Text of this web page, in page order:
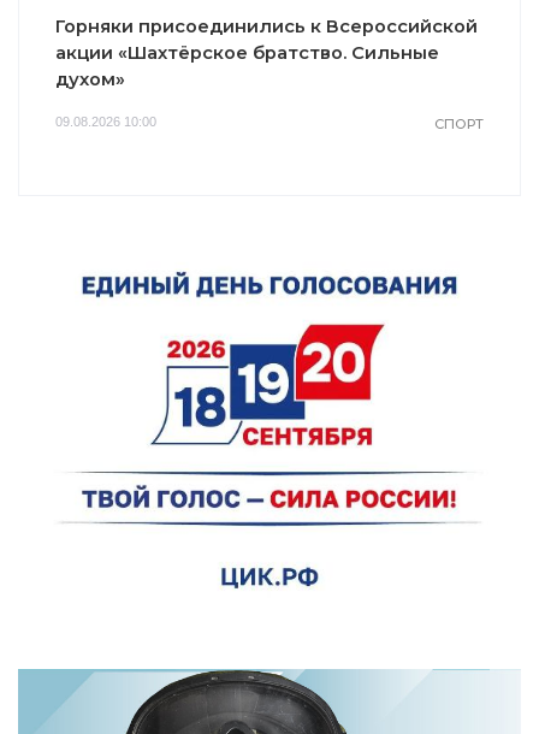
Горняки присоединились к Всероссийской
акции «Шахтёрское братство. Сильные
духом»
09.08.2026 10:00 СПОРТ